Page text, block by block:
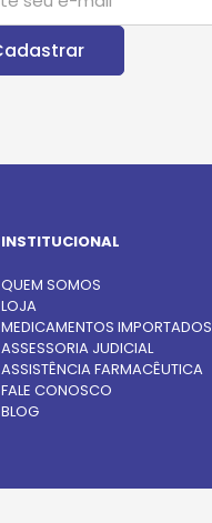
INSTITUCIONAL
QUEM SOMOS
LOJA
MEDICAMENTOS IMPORTADOS
ASSESSORIA JUDICIAL
ASSISTÊNCIA FARMACÊUTICA
FALE CONOSCO
BLOG